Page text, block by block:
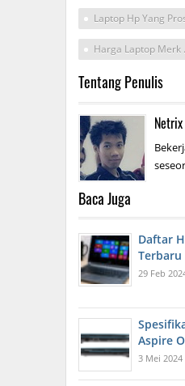
Tentang Penulis
Baca Juga
Daftar
Terbaru
29 Feb
Aspire
3 Mei 2024